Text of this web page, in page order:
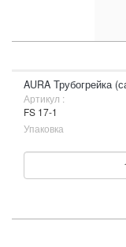
AURA Трубогрейка
Артикул :
FS 17-1
Упаковка